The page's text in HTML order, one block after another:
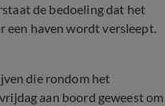
de bedoeling dat het
een haven wordt versleept.
die rondom het
aan boord geweest om